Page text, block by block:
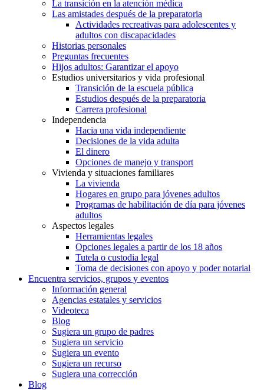
La transición en la atención médica
Las amistades después de la preparatoria
Actividades recreativas para adolescentes y
adultos con discapacidades
Historias personales
Preguntas frecuentes
Hijos adultos: Garantizar el apoyo
Estudios universitarios y vida profesional
Transición de la escuela pública
Estudios después de la preparatoria
Carrera profesional
Independencia
Hacia una vida independiente
Decisiones de la vida adulta
El dinero
Opciones de manejo y transport
Vivienda y situaciones familiares
La vivienda
Hogares en grupo para jóvenes adultos
Programas de habilitación de día para jóvenes
adultos
Aspectos legales
Herramientas legales
Opciones legales a partir de los 18 años
Tutela o custodia legal
Toma de decisiones con apoyo y poder notarial
Encuentra servicios, grupos y eventos
Información general
Agencias estatales y servicios
Videoteca
Blog
Sugiera un grupo de padres
Sugiera un servicio
Sugiera un evento
Sugiera un recurso
Sugiera una corrección
Blog